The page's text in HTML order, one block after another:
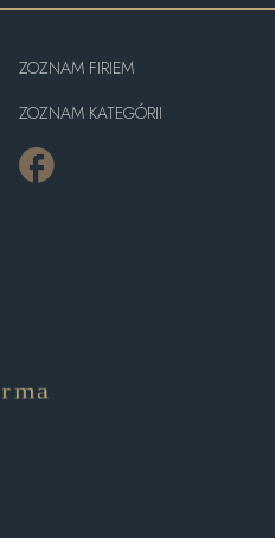
ZOZNAM FIRIEM
ZOZNAM KATEGÓRII